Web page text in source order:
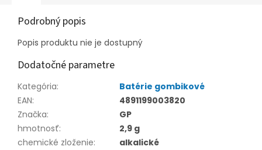
Podrobný popis
Popis produktu nie je dostupný
Dodatočné parametre
Kategória:
Batérie gombikové
EAN:
4891199003820
Značka:
GP
hmotnosť:
2,9 g
chemické zloženie:
alkalické